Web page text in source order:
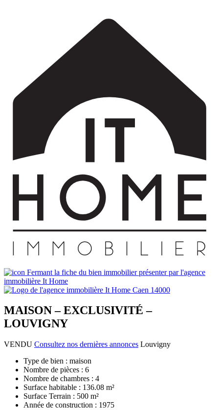
MAISON – EXCLUSIVITÉ –
LOUVIGNY
VENDU Consultez nos dernières annonces Louvigny
Type de bien : maison
Nombre de pièces : 6
Nombre de chambres : 4
Surface habitable : 136.08 m²
Surface Terrain : 500 m²
Année de construction : 1975